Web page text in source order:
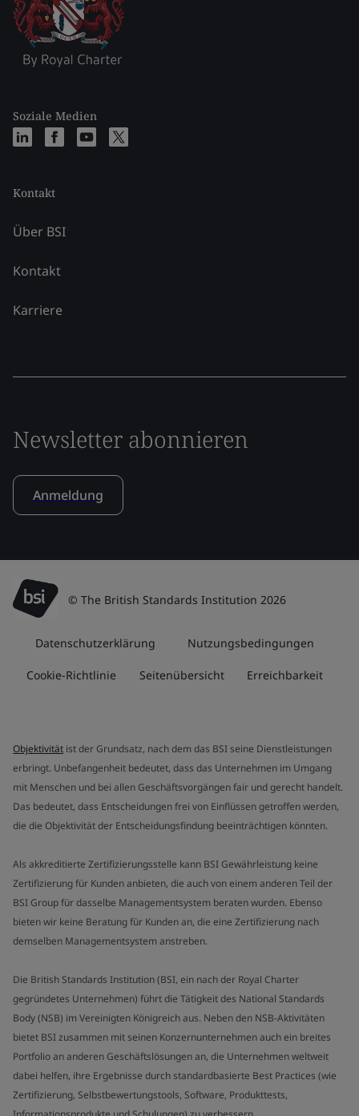
Soziale Medien
Kontakt
Über BSI
Kontakt
Karriere
Newsletter abonnieren
Anmeldung
© The British Standards Institution 2026
Datenschutzerklärung Nutzungsbedingungen
Cookie-Richtlinie Seitenübersicht Erreichbarkeit
Objektivität ist der Grundsatz, nach dem das BSI seine Dienstleistungen
erbringt. Unbefangenheit bedeutet, dass das Unternehmen im Umgang
mit Menschen und bei allen Geschäftsvorgängen fair und gerecht handelt.
Das bedeutet, dass Entscheidungen frei von Einflüssen getroffen werden,
die die Objektivität der Entscheidungsfindung beeinträchtigen könnten.
Als akkreditierte Zertifizierungsstelle kann BSI Gewährleistung keine
Zertifizierung für Kunden anbieten, die auch von einem anderen Teil der
BSI Group für dasselbe Managementsystem beraten wurden. Ebenso
bieten wir keine Beratung für Kunden an, die eine Zertifizierung nach
demselben Managementsystem anstreben.
Die British Standards Institution (BSI, ein nach der Royal Charter
gegründetes Unternehmen) führt die Tätigkeit des National Standards
Body (NSB) im Vereinigten Königreich aus. Neben den NSB-Aktivitäten
bietet BSI zusammen mit seinen Konzernunternehmen auch ein breites
Portfolio an anderen Geschäftslösungen an, die Unternehmen weltweit
dabei helfen, ihre Ergebnisse durch standardbasierte Best Practices (wie
Zertifizierung, Selbstbewertungstools, Software, Produkttests,